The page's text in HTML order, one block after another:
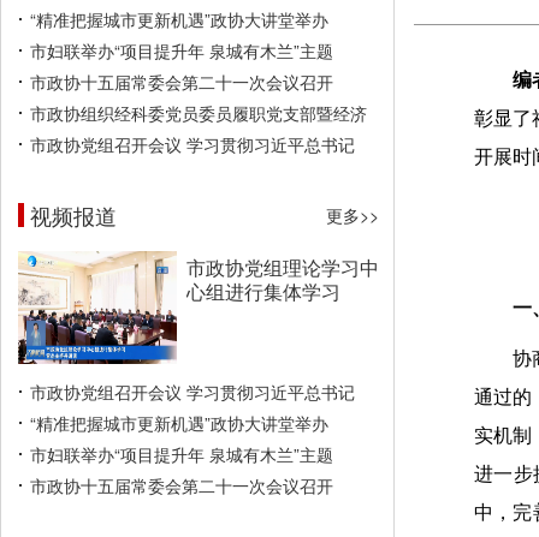
“精准把握城市更新机遇”政协大讲堂举办
市妇联举办“项目提升年 泉城有木兰”主题
市政协十五届常委会第二十一次会议召开
市政协组织经科委党员委员履职党支部暨经济
市政协党组召开会议 学习贯彻习近平总书记
视频报道 更多>>
市政协党组理论学习中
心组进行集体学习
市政协党组召开会议 学习贯彻习近平总书记
“精准把握城市更新机遇”政协大讲堂举办
市妇联举办“项目提升年 泉城有木兰”主题
市政协十五届常委会第二十一次会议召开
编
彰显了
开展时
一
协
通过的
实机制
进一步
中，完